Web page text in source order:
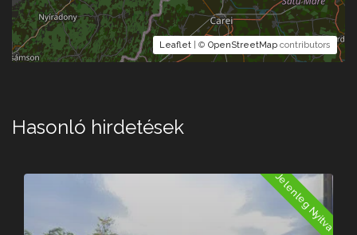
Leaflet | © OpenStreetMap contributors
Hasonló hirdetések
Jelenleg Nyitva